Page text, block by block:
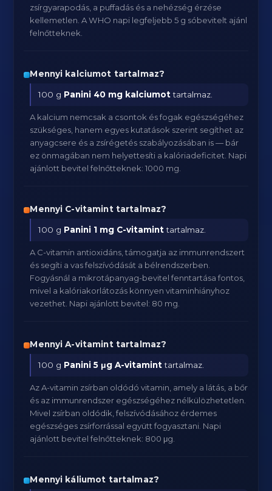
zsírgyarapodás, a puffadás és a nehézség érzése
kellemetlen. A WHO napi legfeljebb 5 g sóbevitelt ajánl
felnőtteknek.
Mennyi kalciumot tartalmaz?
100 g Panini 40 mg kalciumottartalmaz.
A kalcium nemcsak a csontok és fogak egészségéhez
szükséges, hanem egyes kutatások szerint segíthet az
anyagcsere és a zsírégetés szabályozásában is — bár
ez önmagában nem helyettesíti a kalóriadeficitet. Napi
ajánlott bevitel felnőtteknek: 1000 mg.
Mennyi C-vitamint tartalmaz?
100 g Panini 1 mg C-vitaminttartalmaz.
A C-vitamin antioxidáns, támogatja az immunrendszert
és segíti a vas felszívódását a bélrendszerben.
Fogyásnál a mikrotápanyag-bevitel fenntartása fontos,
mivel a kalóriakorlátozás könnyen vitaminhiányhoz
vezethet. Napi ajánlott bevitel: 80 mg.
Mennyi A-vitamint tartalmaz?
100 g Panini 5 μg A-vitaminttartalmaz.
Az A-vitamin zsírban oldódó vitamin, amely a látás, a bőr
és az immunrendszer egészségéhez nélkülözhetetlen.
Mivel zsírban oldódik, felszívódásához érdemes
egészséges zsírforrással együtt fogyasztani. Napi
ajánlott bevitel felnőtteknek: 800 μg.
Mennyi káliumot tartalmaz?